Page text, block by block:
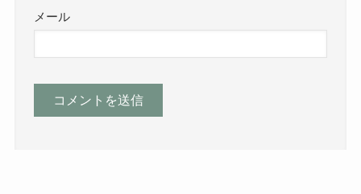
メール